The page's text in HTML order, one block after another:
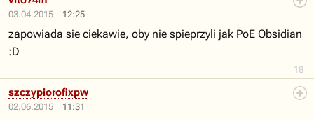
03.04.2015 12:25
18
zapowiada sie ciekawie, oby nie spieprzyli jak PoE Obsidian
:D
02.06.2015 11:31
szczypiorofixpw